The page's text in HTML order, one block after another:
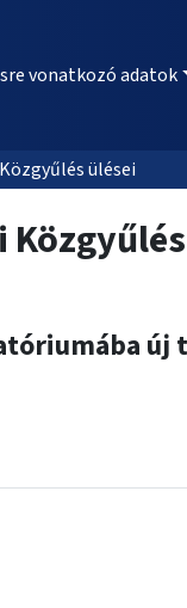
vonatkozó adatok
ülései
új